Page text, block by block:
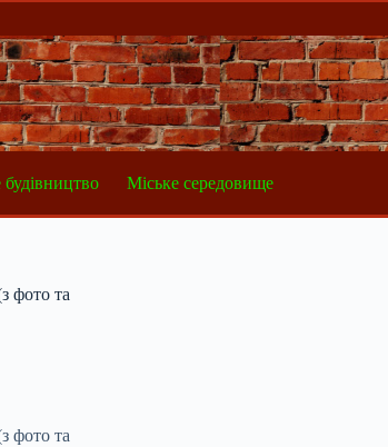
Міське середовище
фото та
фото та